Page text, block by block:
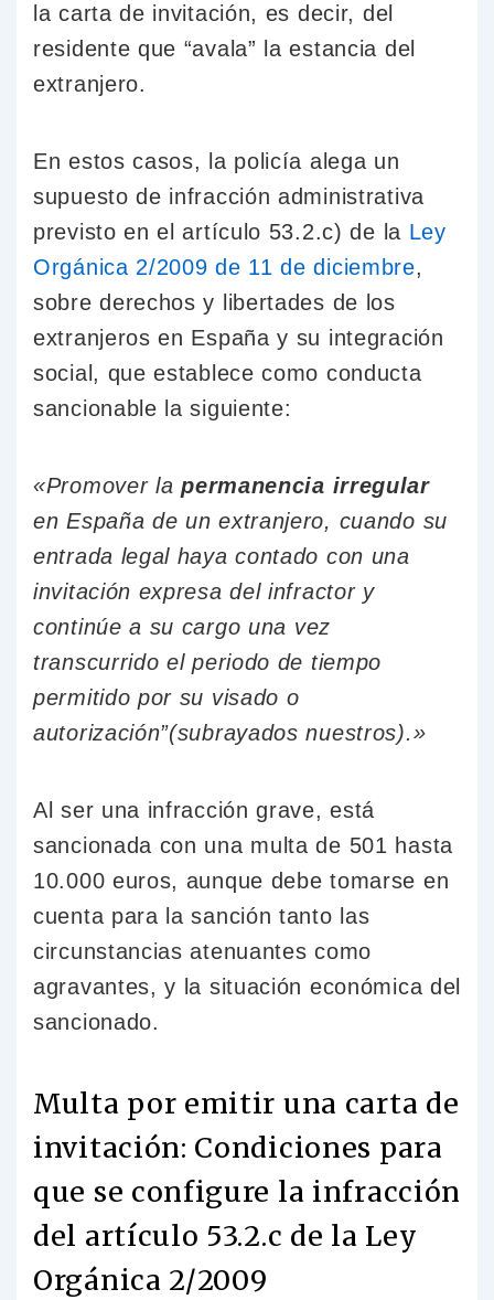
la carta de invitación, es decir, del
residente que “avala” la estancia del
extranjero.
En estos casos, la policía alega un
supuesto de infracción administrativa
previsto en el artículo 53.2.c) de la Ley
Orgánica 2/2009 de 11 de diciembre,
sobre derechos y libertades de los
extranjeros en España y su integración
social, que establece como conducta
sancionable la siguiente:
«Promover lapermanencia irregular
en España de un extranjero, cuando su
entrada legal haya contado con una
invitación expresa del infractor y
continúe a su cargo una vez
transcurrido el periodo de tiempo
permitido por su visado o
autorización”(subrayados nuestros).»
Al ser una infracción grave, está
sancionada con una multa de 501 hasta
10.000 euros, aunque debe tomarse en
cuenta para la sanción tanto las
circunstancias atenuantes como
agravantes, y la situación económica del
sancionado.
Multa por emitir una carta de
invitación: Condiciones para
que se configure la infracción
del artículo 53.2.c de la Ley
Orgánica 2/2009